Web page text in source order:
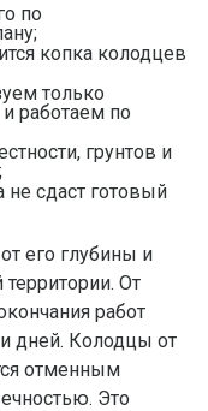
по
копка колодцев
только
работаем по
грунтов и
не сдаст готовый
его глубины и
От
работ
дней. Колодцы от
отменным
Это